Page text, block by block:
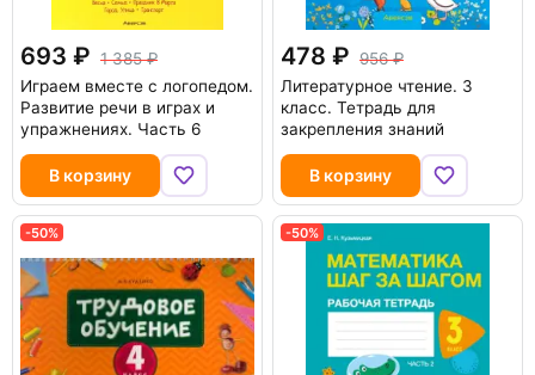
693
1 385
Играем вместе с логопедом.
Развитие речи в играх и
упражнениях. Часть 6
В корзину
478
956
Литературное чтение. 3
класс. Тетрадь для
закрепления знаний
В корзину
-50% -50%